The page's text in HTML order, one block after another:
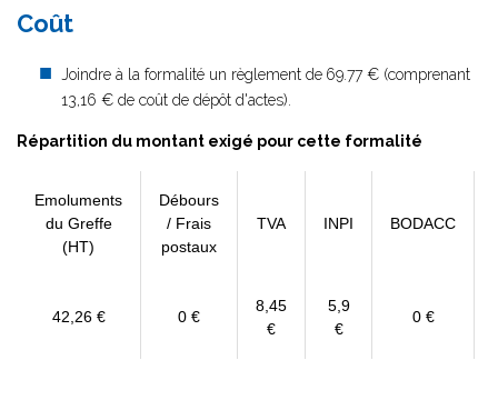
Coût
Joindre à la formalité un règlement de 69.77 € (comprenant
13,16 € de coût de dépôt d'actes).
Répartition du montant exigé pour cette formalité
Emoluments
du Greffe
(HT)
Débours
/ Frais
postaux
TVA INPI BODACC
42,26 € 0 €
8,45
€
5,9
€
0 €